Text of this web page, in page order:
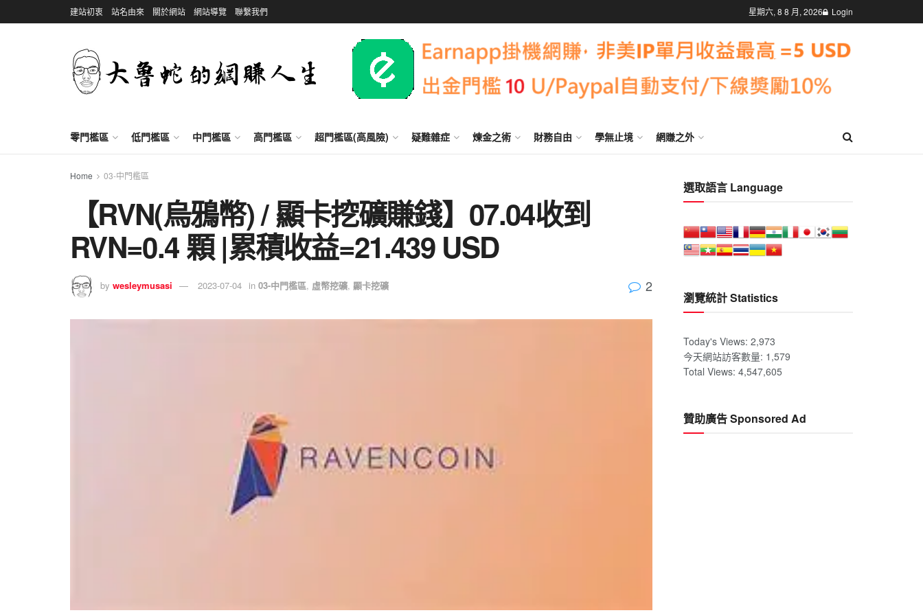
建站初衷 站名由來 關於網站 網站導覽 聯繫我們 星期六, 8 8 月, 2026 Login
零門檻區 低門檻區 中門檻區 高門檻區 超門檻區(高風險) 疑難雜症 煉金之術 財務自由 學無止境 網賺之外
Home 03-中門檻區
【RVN(烏鴉幣) / 顯卡挖礦賺錢】07.04收到
RVN=0.4 顆 |累積收益=21.439 USD
by wesleymusasi 2023-07-04 in 03-中門檻區, 虛幣挖礦, 顯卡挖礦 2
選取語言 Language
瀏覽統計 Statistics
Today's Views: 2,973
今天網站訪客數量: 1,579
Total Views: 4,547,605
贊助廣告 Sponsored Ad